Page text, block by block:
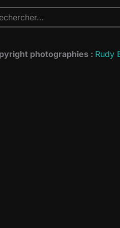
:
photographies : Rudy